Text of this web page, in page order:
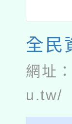
全民
網址：
u.tw/